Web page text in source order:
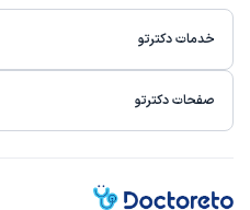
این پزشک را پیشنهاد میکنم
خدمات دکترتو
صفحات دکترتو